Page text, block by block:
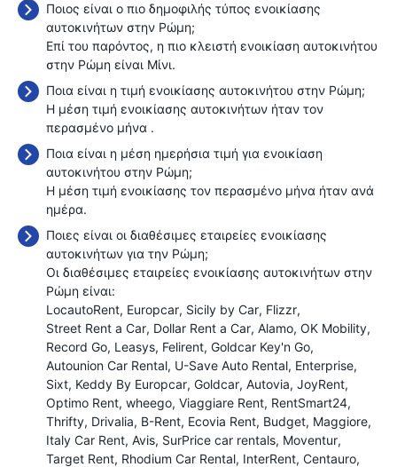
Ποιος είναι ο πιο δημοφιλής τύπος ενοικίασης
αυτοκινήτων στην Ρώμη;
Επί του παρόντος, η πιο κλειστή ενοικίαση αυτοκινήτου
στην Ρώμη είναι Μίνι.
Ποια είναι η τιμή ενοικίασης αυτοκινήτου στην Ρώμη;
Η μέση τιμή ενοικίασης αυτοκινήτων ήταν τον
περασμένο μήνα .
Ποια είναι η μέση ημερήσια τιμή για ενοικίαση
αυτοκινήτου στην Ρώμη;
Η μέση τιμή ενοικίασης τον περασμένο μήνα ήταν ανά
ημέρα.
Ποιες είναι οι διαθέσιμες εταιρείες ενοικίασης
αυτοκινήτων για την Ρώμη;
Οι διαθέσιμες εταιρείες ενοικίασης αυτοκινήτων στην
Ρώμη είναι:
LocautoRent Europcar Sicily by Car Flizzr
Street Rent a Car Dollar Rent a Car Alamo OK Mobility
Record Go Leasys Felirent Goldcar Key'n Go
Autounion Car Rental U-Save Auto Rental Enterprise
Sixt Keddy By Europcar Goldcar Autovia JoyRent
Optimo Rent wheego Viaggiare Rent RentSmart24
Thrifty Drivalia B-Rent Ecovia Rent Budget Maggiore
Italy Car Rent Avis SurPrice car rentals Moventur
Target Rent Rhodium Car Rental InterRent Centauro